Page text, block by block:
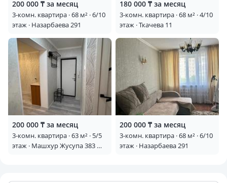
200 000 ₸ за месяц
3-комн. квартира · 68 м² · 6/10
этаж · Назарбаева 291
180 000 ₸ за месяц
3-комн. квартира · 68 м² · 4/10
этаж · Ткачева 11
200 000 ₸ за месяц
3-комн. квартира · 63 м² · 5/5
этаж · Машхур Жусупа 383 —
200 000 ₸ за месяц
3-комн. квартира · 68 м² · 6/10
этаж · Назарбаева 291